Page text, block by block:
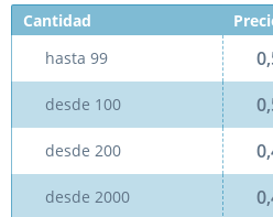
Cantidad
hasta 99
desde 100
desde 200
desde 2000